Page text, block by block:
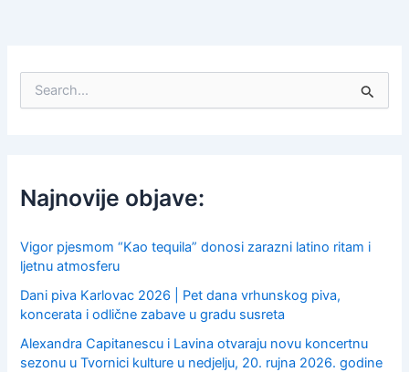
f
o
:
Najnovije objave:
Vigor pjesmom “Kao tequila” donosi zarazni latino ritam i
ljetnu atmosferu
Dani piva Karlovac 2026 | Pet dana vrhunskog piva,
koncerata i odlične zabave u gradu susreta
Alexandra Capitanescu i Lavina otvaraju novu koncertnu
sezonu u Tvornici kulture u nedjelju, 20. rujna 2026. godine